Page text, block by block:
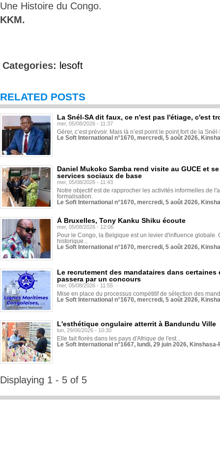
Une Histoire du Congo.
KKM.
Categories: lesoft
RELATED POSTS
La Snél-SA dit faux, ce n'est pas l'étiage, c'est
mer, 05/08/2026 - 11:37
Gérer, c’est prévoir. Mais là n’est point le point fort de la
Le Soft International n°1670, mercredi, 5 août 2026,
Daniel Mukoko Samba rend visite au GUCE et
services sociaux de base
mer, 05/08/2026 - 11:43
Notre objectif est de rapprocher les activités informelles de
formalisation.
Le Soft International n°1670, mercredi, 5 août 2026,
À Bruxelles, Tony Kanku Shiku écoute
mer, 05/08/2026 - 12:06
Pour le Congo, la Belgique est un levier d'influence globale.
historique...
Le Soft International n°1670, mercredi, 5 août 2026,
Le recrutement des mandataires dans
passera par un concours
mer, 05/08/2026 - 11:55
Mise en place du processus compétitif de sélection des
Le Soft International n°1670, mercredi, 5 août 2026,
L'esthétique ongulaire atterrit à Bandundu Ville
lun, 29/06/2026 - 10:30
Elle fait florès dans les pays d'Afrique de l'est...
Le Soft International n°1667, lundi, 29 juin 2026,
Displaying 1 - 5 of 5